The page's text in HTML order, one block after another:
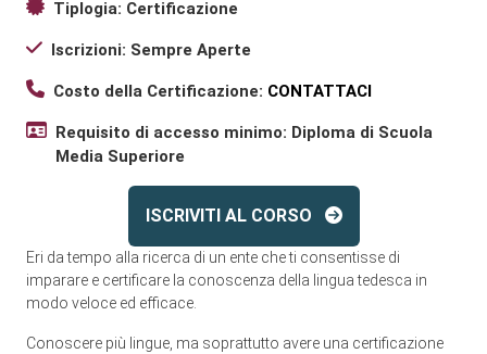
Tiplogia: Certificazione
Iscrizioni: Sempre Aperte
Costo della Certificazione: CONTATTACI
Requisito di accesso minimo: Diploma di Scuola
Media Superiore
ISCRIVITI AL CORSO
Eri da tempo alla ricerca di un ente che ti consentisse di
imparare e certificare la conoscenza della lingua tedesca in
modo veloce ed efficace.
Conoscere più lingue, ma soprattutto avere una certificazione